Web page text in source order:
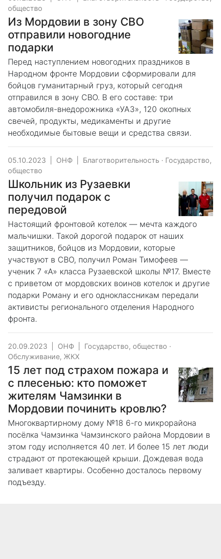
общество
Из Мордовии в зону СВО
отправили новогодние
подарки
Перед наступлением новогодних праздников в
Народном фронте Мордовии сформировали для
бойцов гуманитарный груз, который сегодня
отправился в зону СВО. В его составе: три
автомобиля-внедорожника «УАЗ», 120 окопных
свечей, продукты, медикаменты и другие
необходимые бытовые вещи и средства связи.
05.10.2023 ОНФ Благотворительность · Государство,
общество
Школьник из Рузаевки
получил подарок с
передовой
Настоящий фронтовой котелок — мечта каждого
мальчишки. Такой дорогой подарок от наших
защитников, бойцов из Мордовии, которые
участвуют в СВО, получил Роман Тимофеев —
ученик 7 «А» класса Рузаевской школы №17. Вместе
с приветом от мордовских воинов котелок и другие
подарки Роману и его одноклассникам передали
активисты регионального отделения Народного
фронта.
20.09.2023 ОНФ Государство, общество ·
Обслуживание, ЖКХ
15 лет под страхом пожара и
с плесенью: кто поможет
жителям Чамзинки в
Мордовии починить кровлю?
Многоквартирному дому №18 6-го микрорайона
посёлка Чамзинка Чамзинского района Мордовии в
этом году исполняется 40 лет. И более 15 лет люди
страдают от протекающей крыши. Дождевая вода
заливает квартиры. Особенно досталось первому
подъезду.